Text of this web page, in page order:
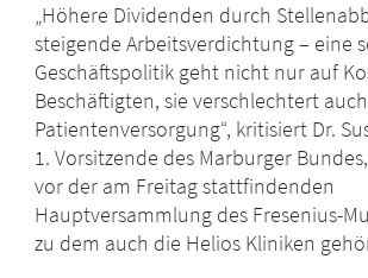
„Höhere Dividenden durch
steigende Arbeitsverdichtung – eine
Geschäftspolitik geht nicht nur auf
Beschäftigten, sie verschlechtert
Patientenversorgung“, kritisiert Dr.
1. Vorsitzende des Marburger
vor der am Freitag stattfindenden
Hauptversammlung des Fresenius-
zu dem auch die Helios Kliniken